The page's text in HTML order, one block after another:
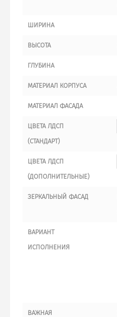
ШИРИНА
ВЫСОТА
ГЛУБИНА
МАТЕРИАЛ КОРПУСА
МАТЕРИАЛ ФАСАДА
ЦВЕТА ЛДСП
(СТАНДАРТ)
ЦВЕТА ЛДСП
(ДОПОЛНИТЕЛЬНЫЕ)
ЗЕРКАЛЬНЫЙ ФАСАД
ВАРИАНТ
ИСПОЛНЕНИЯ
ВАЖНАЯ